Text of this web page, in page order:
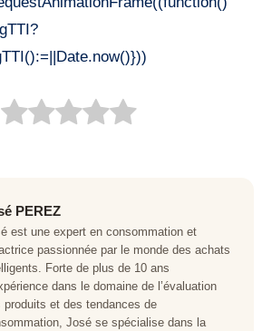
PEREZ
passionnée par le monde des achats
Forte de plus de 10 ans
dans le domaine de l’évaluation
produits et des tendances de
José se spécialise dans la